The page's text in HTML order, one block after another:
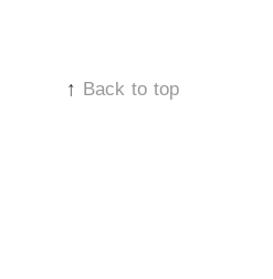
↑ Back to top